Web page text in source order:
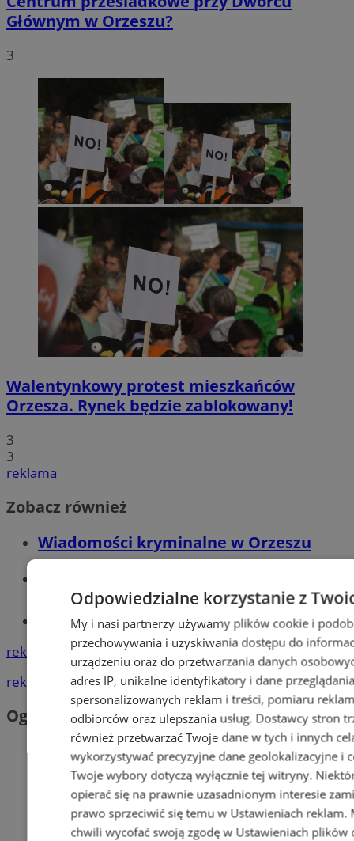
Głównym w Orzeszu?
3
Walentynkowy protest mieszkańców
Orzesza. Rynek będzie zablokowany!
3
3
reklama
Zobacz również
Wiadomości kryminalne w Orzeszu
Tworzenie stron www - Orzesze
reklama
reklama
Ogłoszenia
Odpowiedzialne korzystanie z
My i nasi partnerzy używamy plików cookie i
przechowywania i uzyskiwania dostępu do
urządzeniu oraz do przetwarzania danych
adres IP, unikalne identyfikatory i dane
spersonalizowanych reklam i treści, pomiaru
odbiorców oraz ulepszania usług. Dostawcy stron
również przetwarzać Twoje dane w tych i innych
wykorzystywać precyzyjne dane geolokalizacyjne i
Twoje wybory dotyczą wyłącznie tej witryny.
opierać się na prawnie uzasadnionym interesie
prawo sprzeciwić się temu w Ustawieniach reklam.
chwili wycofać swoją zgodę w Ustawieniach plików